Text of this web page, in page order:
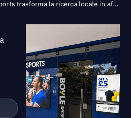
BOYLE Sports trasforma la ricerca locale in affluenza